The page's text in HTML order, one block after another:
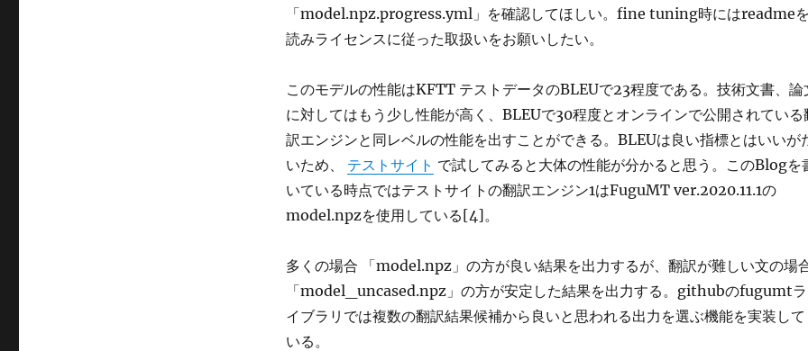
「model.npz.progress.yml」を確認してほしい。fine tuning時にはreadme
読みライセンスに従った取扱いをお願いしたい。
このモデルの性能はKFTT テストデータのBLEUで23程度である。技術文書、論
に対してはもう少し性能が高く、BLEUで30程度とオンラインで公開されている
訳エンジンと同レベルの性能を出すことができる。BLEUは良い指標とはいいが
いため、 テストサイト で試してみると大体の性能が分かると思う。このBlogを
いている時点ではテストサイトの翻訳エンジン1はFuguMT ver.2020.11.1の
model.npzを使用している[4]。
多くの場合 「model.npz」の方が良い結果を出力するが、翻訳が難しい文の場
「model_uncased.npz」の方が安定した結果を出力する。githubのfugumtラ
イブラリでは複数の翻訳結果候補から良いと思われる出力を選ぶ機能を実装して
いる。